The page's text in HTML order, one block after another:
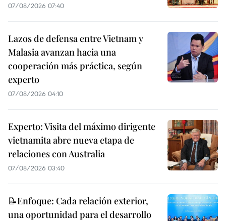
07/08/2026 07:40
Lazos de defensa entre Vietnam y
Malasia avanzan hacia una
cooperación más práctica, según
experto
07/08/2026 04:10
Experto: Visita del máximo dirigente
vietnamita abre nueva etapa de
relaciones con Australia
07/08/2026 03:40
📝Enfoque: Cada relación exterior,
una oportunidad para el desarrollo